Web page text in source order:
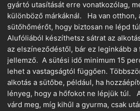
gyártó utasítását erre vonatkozólag,
különböző márkáknál. Ha van otthon,
sütőhőmérőt, hogy biztosan ne lépd
Alufóliából készíthetsz sátrat az
az elszíneződéstől, bár ez leginkább a
jellemző. A sütési idő minimum 15
lehet a vastagságtól függően.
alkotás a sütőbe, például, ha
lényeg, hogy a hőfokot ne lépjük túl.
várd meg, míg kihűl a gyurma, csak